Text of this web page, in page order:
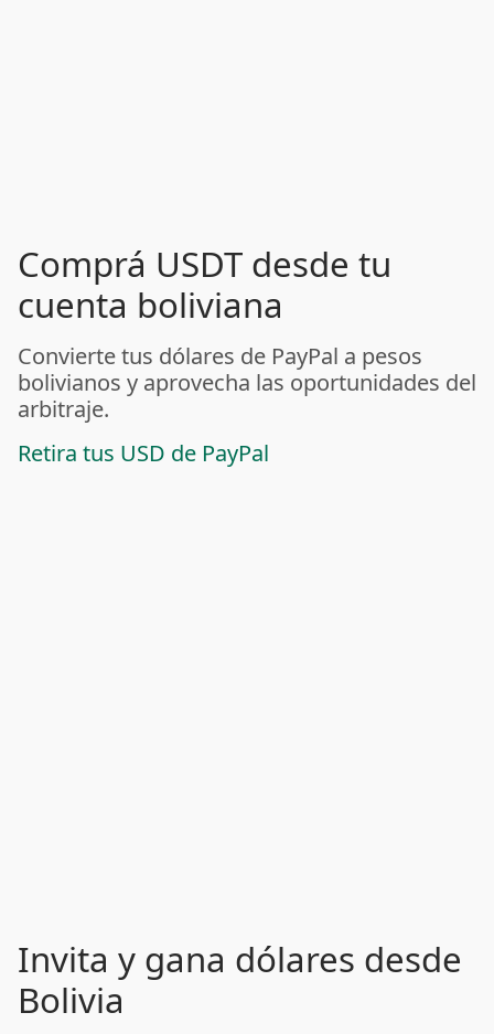
Comprá USDT desde tu
cuenta boliviana
Convierte tus dólares de PayPal a pesos
bolivianos y aprovecha las oportunidades del
arbitraje.
Retira tus USD de PayPal
Invita y gana dólares desde
Bolivia